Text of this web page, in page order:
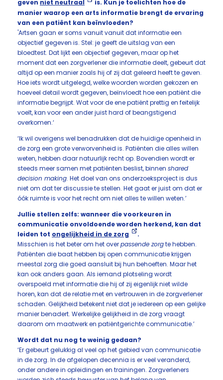
geven niet neutraal
is. Kun je toelichten hoe de
manier waarop een arts informatie brengt de ervaring
van een patiënt kan beïnvloeden?
'Artsen gaan er soms vanuit vanuit dat informatie een
objectief gegeven is. Stel: je geeft de uitslag van een
bloedtest. Dat lijkt een objectief gegeven, maar op het
moment dat een zorgverlener die informatie deelt, gebeurt dat
altijd op een manier zoals hij of zij dat geleerd heeft te geven.
Hoe iets wordt uitgelegd, welke woorden worden gekozen en
hoeveel detail wordt gegeven, beïnvloedt hoe een patiënt die
informatie begrijpt. Wat voor de ene patiënt prettig en feitelijk
voelt, kan voor een ander juist hard of beangstigend
overkomen.‘
‘Ik wil overigens wel benadrukken dat de huidige openheid in
de zorg een grote verworvenheid is. Patiënten die alles willen
weten, hebben daar natuurlijk recht op. Bovendien wordt er
steeds meer samen met patiënten beslist, binnen shared
decision making. Het doel van ons onderzoeksproject is dus
niet om dat ter discussie te stellen. Het gaat er juist om dat er
óók ruimte is voor het recht om niet alles te willen weten.’
Jullie stellen zelfs: wanneer die voorkeuren in
communicatie onvoldoende worden herkend, kan dat
leiden tot ongelijkheid in de zorg
.
Misschien is het beter om het overpassende zorgte hebben.
Patiënten die baat hebben bij open communicatie krijgen
meestal zorg die goed aansluit bij hun behoeften. Maar het
kan ook anders gaan. Als iemand plotseling wordt
overspoeld met informatie die hij of zij eigenlijk niet wilde
horen, kan dat de relatie met en vertrouwen in de zorgverlener
schaden. Gelijkheid betekent niet dat je iedereen op een gelijke
manier benadert. Werkelijke gelijkheid in de zorg vraagt
daarom om maatwerk en patiëntgerichte communicatie.’
Wordt dat nu nog te weinig gedaan?
‘Er gebeurt gelukkig al veel op het gebied van communicatie
in de zorg. In de afgelopen decennia is er veel veranderd,
onder andere in opleidingen en trainingen. Zorgverleners